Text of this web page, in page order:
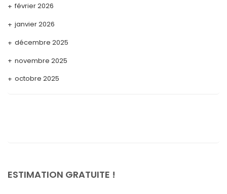
février 2026
janvier 2026
décembre 2025
novembre 2025
octobre 2025
avril 2025
ESTIMATION GRATUITE !